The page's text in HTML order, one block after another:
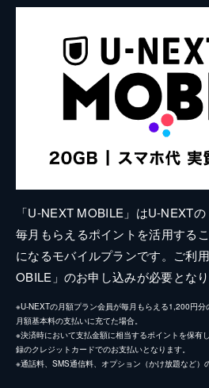
「U-NEXT MOBILE」はU-NEXT
毎月もらえるポイントを活用する
になるモバイルプランです。ご利
OBILE」のお申し込みが必要となり
※U-NEXTの月額プラン会員が毎月もらえる1,200円
月額基本料の支払いに充てた場合。
※決済時において支払金額に相当するポイントを保有
録のクレジットカードでのお支払いとなります。
※通話料、SMS通信料、オプション（かけ放題など）